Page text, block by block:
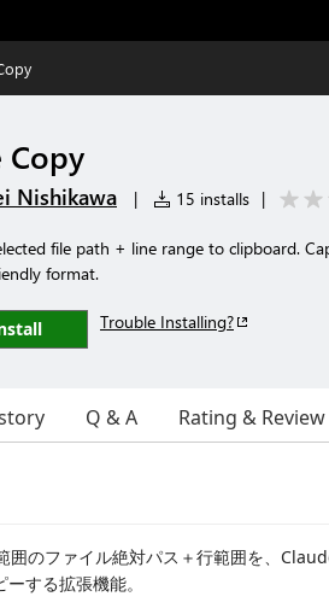
Copy
Nishikawa | 15 installs |
file path + line range to clipboard.
format.
Trouble Installing?
Q & A Rating & Review
囲のファイル絶対パス＋行範囲を、
する拡張機能。